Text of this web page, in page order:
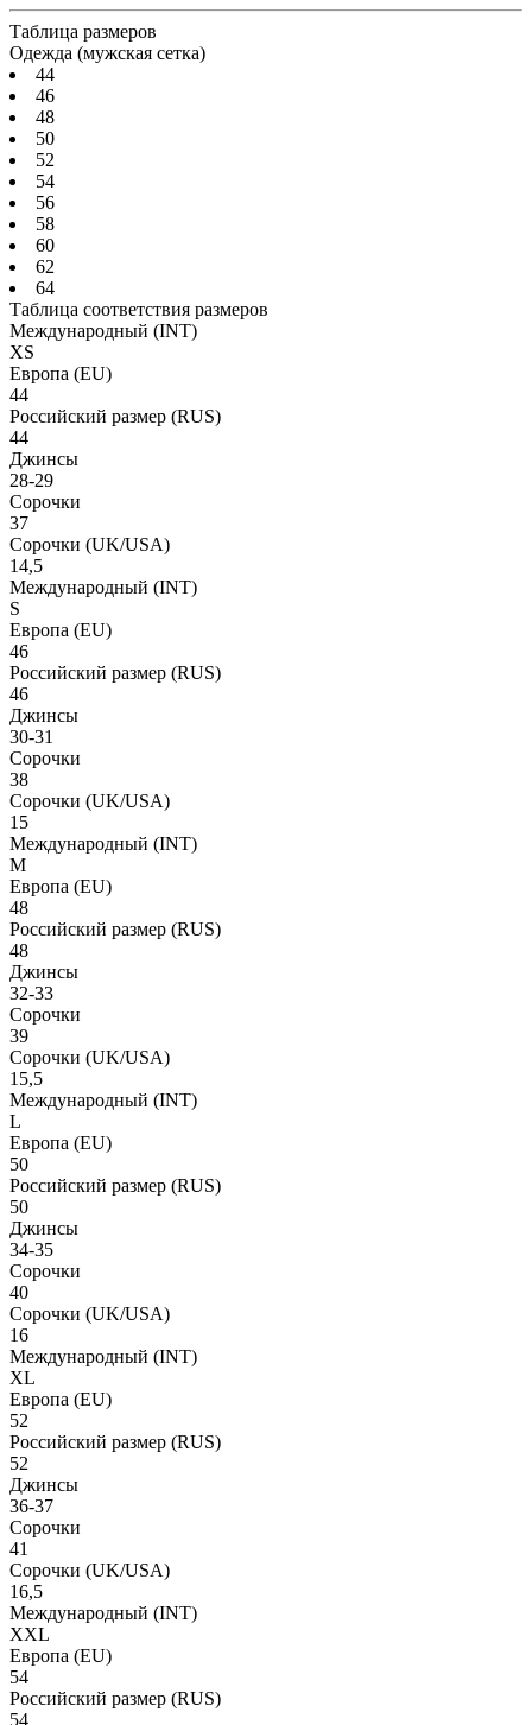
Таблица размеров
Одежда (мужская сетка)
44
46
48
50
52
54
56
58
60
62
64
Таблица соответствия размеров
Международный (INT)
XS
Европа (EU)
44
Российский размер (RUS)
44
Джинсы
28-29
Сорочки
37
Сорочки (UK/USA)
14,5
Международный (INT)
S
Европа (EU)
46
Российский размер (RUS)
46
Джинсы
30-31
Сорочки
38
Сорочки (UK/USA)
15
Международный (INT)
M
Европа (EU)
48
Российский размер (RUS)
48
Джинсы
32-33
Сорочки
39
Сорочки (UK/USA)
15,5
Международный (INT)
L
Европа (EU)
50
Российский размер (RUS)
50
Джинсы
34-35
Сорочки
40
Сорочки (UK/USA)
16
Международный (INT)
XL
Европа (EU)
52
Российский размер (RUS)
52
Джинсы
36-37
Сорочки
41
Сорочки (UK/USA)
16,5
Международный (INT)
XXL
Европа (EU)
54
Российский размер (RUS)
54